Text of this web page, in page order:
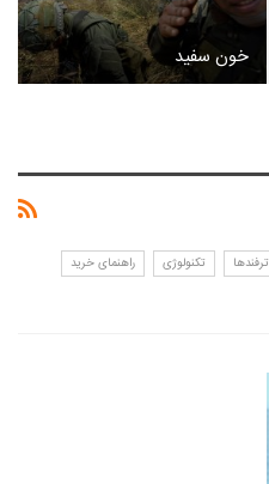
خون سفید
ترفندها تکنولوژی
راهنمای خرید